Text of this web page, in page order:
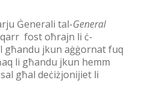
Ġenerali tal-General
fost oħrajn li ċ-
jkun aġġornat fuq
li għandu jkun hemm
għal deċiżjonijiet li